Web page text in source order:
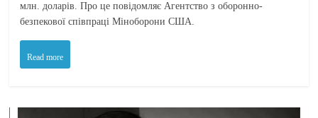
млн. доларів. Про це повідомляє Агентство з оборонно-
безпекової співпраці Міноборони США.
Read more